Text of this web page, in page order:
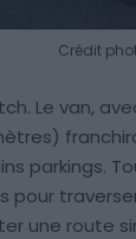
Crédit
Le van,
parkings.
pour
une route